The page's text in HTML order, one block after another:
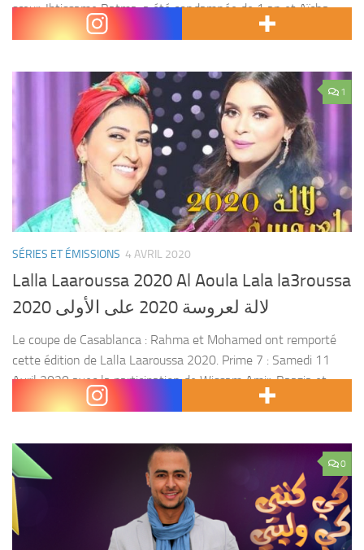
sœur, Ibtissame Batma, a été condamnée de 1 an et Aïcha
Ayach de 18...
1
SÉRIES ET ÉMISSIONS 4 AVRIL 2020
Lalla Laaroussa 2020 Al Aoula Lala la3roussa
2020 لالة لعروسة 2020 على الأولى
Le coupe de Casablanca : Rahma et Mohamed ont remporté
cette édition de Lalla Laaroussa 2020. Prime 7 : Samedi 11
Avril 2020 avec la participation de Wissam Amir, Baazia et
Rachid Lamrini :...
0